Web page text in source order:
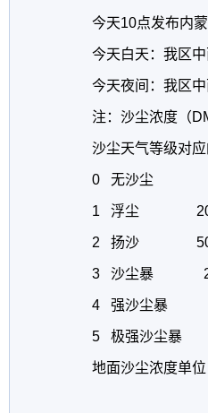
今天10点发布内蒙
今天白天：我区中
今天夜间：我区中
注：沙尘浓度（
沙尘天气等级对应
0 无沙尘
1 浮尘 200 <=
2 扬沙 500 <=
3 沙尘暴 2000
4 强沙尘暴
5 极强沙尘暴
地面沙尘浓度单位